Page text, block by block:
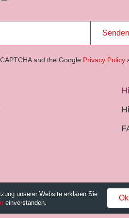
Senden
and the Google Privacy Policy
Zürich. Impressum Gebühren
unserer Website erklären Sie
einverstanden.